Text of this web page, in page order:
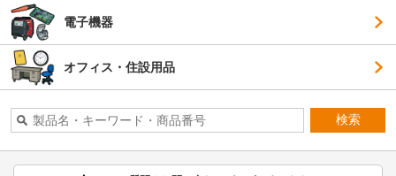
電子機器
オフィス・住設用品
検索